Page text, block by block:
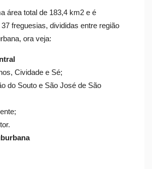
área total de 183,4 km2 e é
freguesias, divididas entre região
ora veja:
Cividade e Sé;
do Souto e São José de São